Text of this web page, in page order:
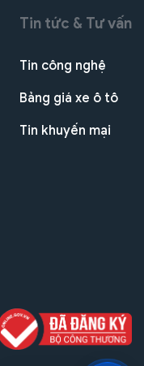
Tin tức & Tư vấn
Tin công nghệ
Bảng giá xe ô tô
Tin khuyến mại